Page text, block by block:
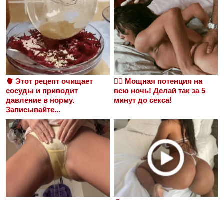
🫀 Этот рецепт очищает
сосуды и приводит
давление в норму.
Записывайте...
❤️‍🔥 Мощная потенция на
всю ночь! Делай так за 5
минут до секса!